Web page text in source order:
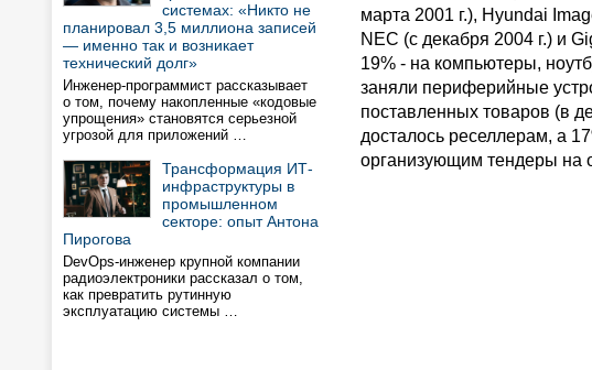
системах: «Никто не
планировал 3,5 миллиона записей
— именно так и возникает
технический долг»
Инженер-программист рассказывает
о том, почему накопленные «кодовые
упрощения» становятся серьезной
угрозой для приложений …
Трансформация ИТ-
инфраструктуры в
промышленном
секторе: опыт Антона
Пирогова
DevOps-инженер крупной компании
радиоэлектроники рассказал о том,
как превратить рутинную
эксплуатацию системы …
марта 2001 г.), Hyundai
NEC (c декабря 2004 г.) и
19% - на компьютеры,
заняли периферийные
поставленных товаров (в
досталось реселлерам, а
организующим тендеры на